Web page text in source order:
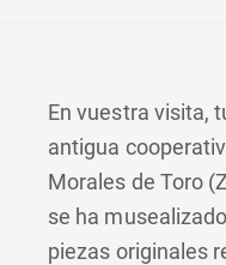
En vuestra visita,
antigua
Morales de Toro
se ha
piezas originales